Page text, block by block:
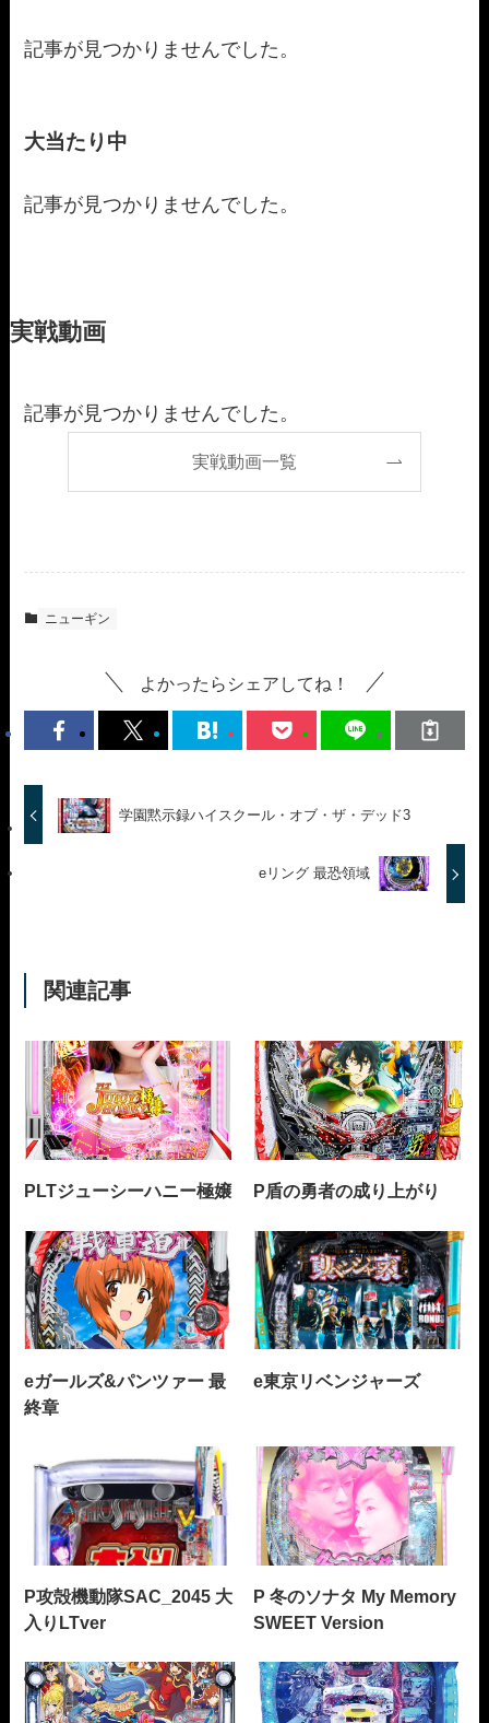
記事が見つかりませんでした。
大当たり中
記事が見つかりませんでした。
実戦動画
記事が見つかりませんでした。
実戦動画一覧
ニューギン
よかったらシェアしてね！
学園黙示録ハイスクール・オブ・ザ・デッド3
eリング 最恐領域
関連記事
PLTジューシーハニー極嬢 P盾の勇者の成り上がり
eガールズ&パンツァー 最
終章
e東京リベンジャーズ
P攻殻機動隊SAC_2045 大
入りLTver
P 冬のソナタ My Memory
SWEET Version